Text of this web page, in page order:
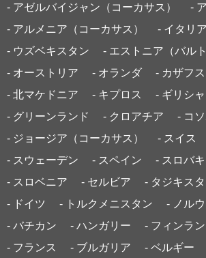
- アゼルバイジャン（コーカサス）
-
- アルメニア（コーカサス）
- イタリア
- ウズベキスタン
- エストニア（バルト
- オーストリア
- オランダ
- カザフ
- 北マケドニア
- キプロス - ギリシャ
- グリーンランド
- クロアチア
- コ
- ジョージア（コーカサス）
- スイス
- スウェーデン
- スペイン
- スロバ
- スロベニア
- セルビア - タジキス
- ドイツ
- トルクメニスタン
- ノル
- バチカン
- ハンガリー
- フィンラ
- フランス
- ブルガリア - ベルギー